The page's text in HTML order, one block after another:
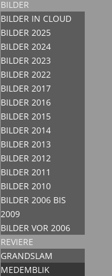
BILDER
BILDER IN CLOUD
BILDER 2025
BILDER 2024
BILDER 2023
BILDER 2022
BILDER 2017
BILDER 2016
BILDER 2015
BILDER 2014
BILDER 2013
BILDER 2012
BILDER 2011
BILDER 2010
BILDER 2006 BIS
2009
BILDER VOR 2006
REVIERE
GRANDSLAM
MEDEMBLIK